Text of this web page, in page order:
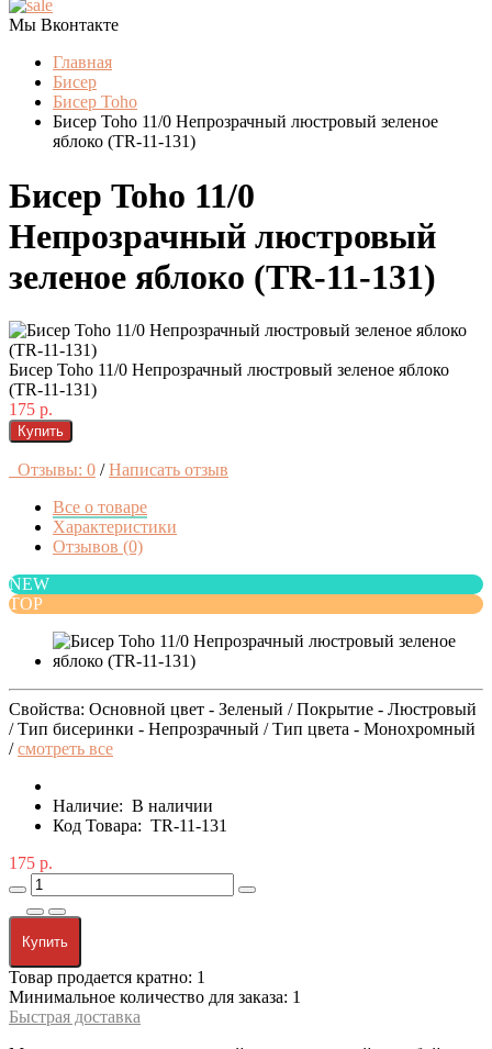
Мы Вконтакте
Главная
Бисер
Бисер Toho
Бисер Toho 11/0 Непрозрачный люстровый зеленое
яблоко (TR-11-131)
Бисер Toho 11/0
Непрозрачный люстровый
зеленое яблоко (TR-11-131)
Бисер Toho 11/0 Непрозрачный люстровый зеленое яблоко
(TR-11-131)
175 р.
Купить
Отзывы: 0 / Написать отзыв
Все о товаре
Характеристики
Отзывов (0)
NEW
TOP
Свойства: Основной цвет - Зеленый / Покрытие - Люстровый
/ Тип бисеринки - Непрозрачный / Тип цвета - Монохромный
/смотреть все
Наличие: В наличии
Код Товара: TR-11-131
175 р.
Купить
Товар продается кратно: 1
Минимальное количество для заказа: 1
Быстрая доставка